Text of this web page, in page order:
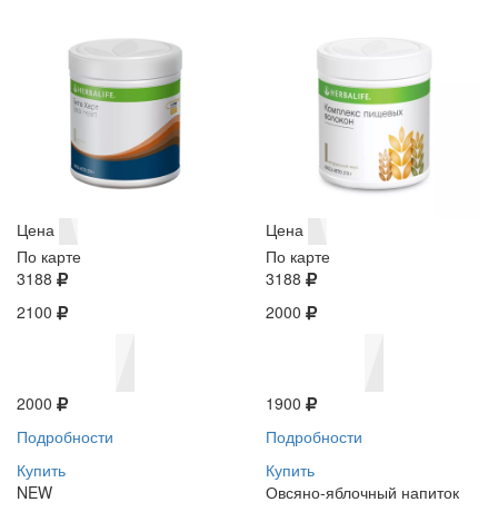
Цена
По карте
3188
2100
2000
Подробности
Купить
NEW
Цена
По карте
3188
2000
1900
Подробности
Купить
Овсяно-яблочный напиток